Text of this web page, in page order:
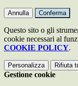
Annulla Conferma
Questo sito o gli
cookie necessari al
COOKIE POLICY.
Personalizza Rifiuta
Gestione cookie